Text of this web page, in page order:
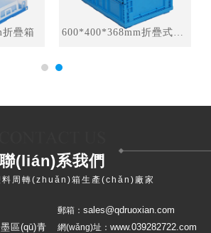
折疊箱
聯(lián)系我們
料周轉(zhuǎn)箱生產(chǎn)廠家
區(qū)青
郵箱：sales@qdruoxian.com
網(wǎng)址：www.039282722.com